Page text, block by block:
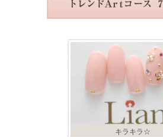
キラキラ☆